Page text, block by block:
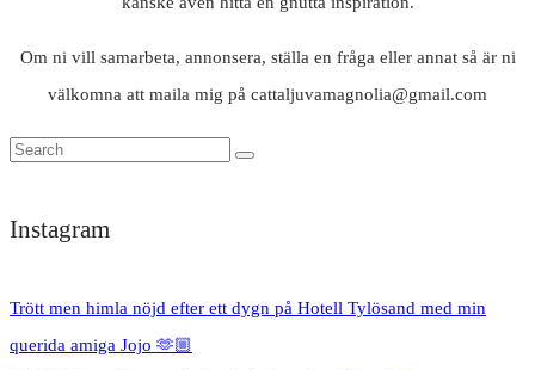
Om ni vill samarbeta, annonsera, ställa en fråga eller annat så är ni
välkomna att maila mig på cattaljuvamagnolia@gmail.com
Instagram
Trött men himla nöjd efter ett dygn på Hotell Tylösand med min
querida amiga Jojo 🫶🏼